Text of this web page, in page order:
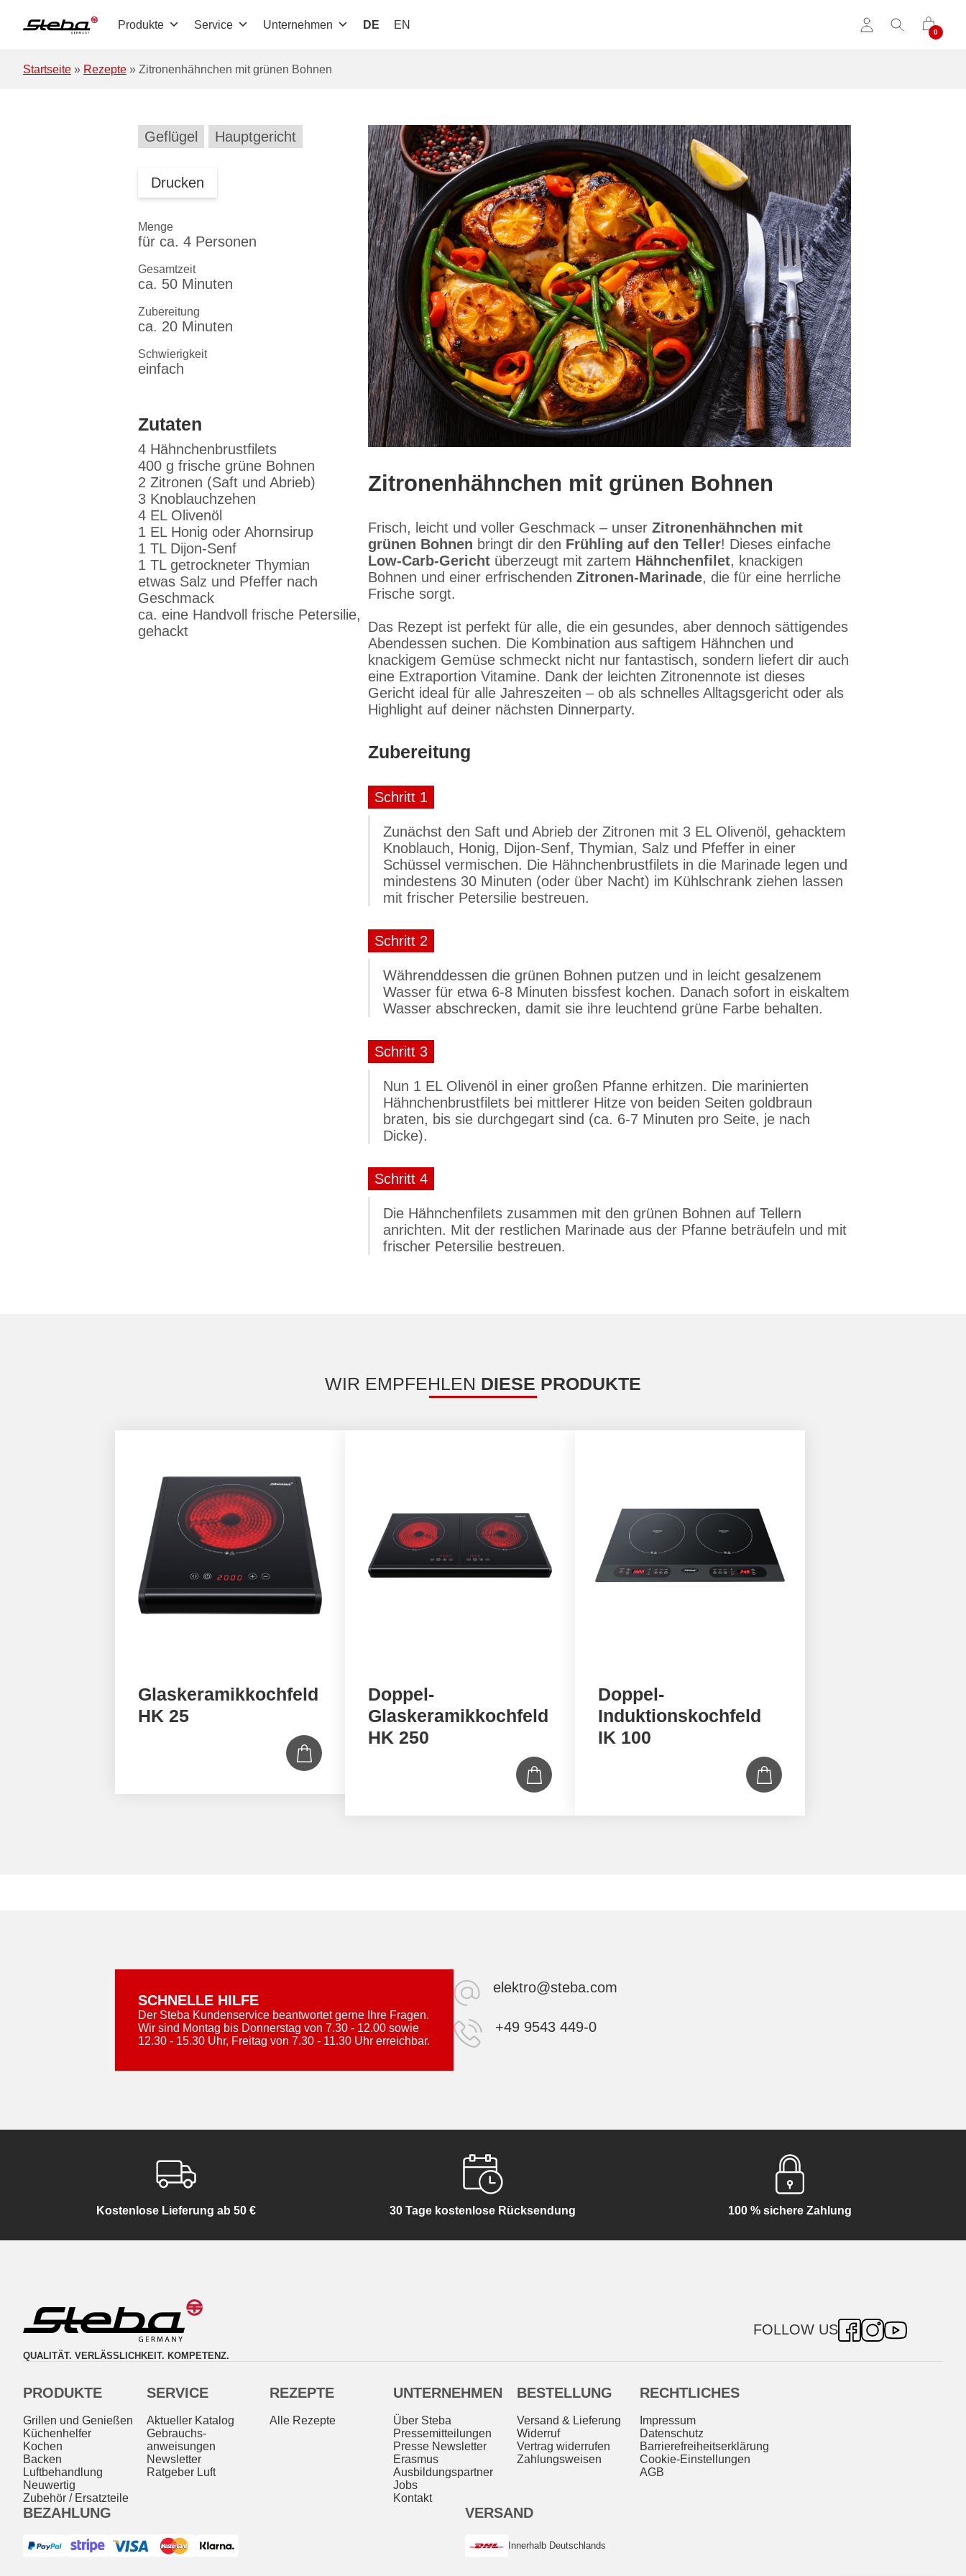
Produkte Service Unternehmen DE EN
Startseite » Rezepte » Zitronenhähnchen mit grünen Bohnen
Zitronenhähnchen mit grünen Bohnen
Frisch, leicht und voller Geschmack – unser Zitronenhähnchen mit
grünen Bohnen bringt dir den Frühling auf den Teller! Dieses einfache
Low-Carb-Gericht überzeugt mit zartem Hähnchenfilet, knackigen
Bohnen und einer erfrischenden Zitronen-Marinade, die für eine herrliche
Frische sorgt.
Das Rezept ist perfekt für alle, die ein gesundes, aber dennoch sättigendes
Abendessen suchen. Die Kombination aus saftigem Hähnchen und
knackigem Gemüse schmeckt nicht nur fantastisch, sondern liefert dir auch
eine Extraportion Vitamine. Dank der leichten Zitronennote ist dieses
Gericht ideal für alle Jahreszeiten – ob als schnelles Alltagsgericht oder als
Highlight auf deiner nächsten Dinnerparty.
Zubereitung
Schritt 1
Zunächst den Saft und Abrieb der Zitronen mit 3 EL Olivenöl, gehacktem
Knoblauch, Honig, Dijon-Senf, Thymian, Salz und Pfeffer in einer
Schüssel vermischen. Die Hähnchenbrustfilets in die Marinade legen und
mindestens 30 Minuten (oder über Nacht) im Kühlschrank ziehen lassen
mit frischer Petersilie bestreuen.
Schritt 2
Währenddessen die grünen Bohnen putzen und in leicht gesalzenem
Wasser für etwa 6-8 Minuten bissfest kochen. Danach sofort in eiskaltem
Wasser abschrecken, damit sie ihre leuchtend grüne Farbe behalten.
Schritt 3
Nun 1 EL Olivenöl in einer großen Pfanne erhitzen. Die marinierten
Hähnchenbrustfilets bei mittlerer Hitze von beiden Seiten goldbraun
braten, bis sie durchgegart sind (ca. 6-7 Minuten pro Seite, je nach
Dicke).
Schritt 4
Die Hähnchenfilets zusammen mit den grünen Bohnen auf Tellern
anrichten. Mit der restlichen Marinade aus der Pfanne beträufeln und mit
frischer Petersilie bestreuen.
Geflügel Hauptgericht
Drucken
Menge
für ca. 4 Personen
Gesamtzeit
ca. 50 Minuten
Zubereitung
ca. 20 Minuten
Schwierigkeit
einfach
Zutaten
4 Hähnchenbrustfilets
400 g frische grüne Bohnen
2 Zitronen (Saft und Abrieb)
3 Knoblauchzehen
4 EL Olivenöl
1 EL Honig oder Ahornsirup
1 TL Dijon-Senf
1 TL getrockneter Thymian
etwas Salz und Pfeffer nach
Geschmack
ca. eine Handvoll frische Petersilie,
gehackt
WIR EMPFEHLEN DIESE PRODUKTE
Glaskeramikkochfeld
HK 25
Doppel-
Glaskeramikkochfeld
HK 250
Doppel-
Induktionskochfeld
IK 100
SCHNELLE HILFE
Der Steba Kundenservice beantwortet gerne Ihre Fragen.
Wir sind Montag bis Donnerstag von 7.30 - 12.00 sowie
12.30 - 15.30 Uhr, Freitag von 7.30 - 11.30 Uhr erreichbar.
elektro@steba.com
+49 9543 449-0
Kostenlose Lieferung ab 50 € 30 Tage kostenlose Rücksendung 100 % sichere Zahlung
QUALITÄT. VERLÄSSLICHKEIT. KOMPETENZ.
FOLLOW US
PRODUKTE
Grillen und Genießen
Küchenhelfer
Kochen
Backen
Luftbehandlung
Neuwertig
Zubehör / Ersatzteile
SERVICE
Aktueller Katalog
Gebrauchs­
anweisungen
Newsletter
Ratgeber Luft
REZEPTE
Alle Rezepte
UNTERNEHMEN
Über Steba
Pressemitteilungen
Presse Newsletter
Erasmus
Ausbildungspartner
Jobs
Kontakt
BESTELLUNG
Versand & Lieferung
Widerruf
Vertrag widerrufen
Zahlungsweisen
RECHTLICHES
Impressum
Datenschutz
Barrierefreiheitserklärung
Cookie-Einstellungen
AGB
BEZAHLUNG VERSAND
Innerhalb Deutschlands